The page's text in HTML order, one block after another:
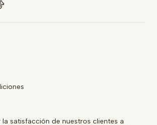
satisfacción de nuestros clientes a